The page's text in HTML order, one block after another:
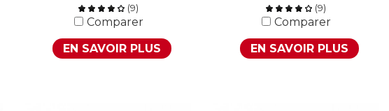
(9)
Comparer
EN SAVOIR PLUS
(9)
Comparer
EN SAVOIR PLUS